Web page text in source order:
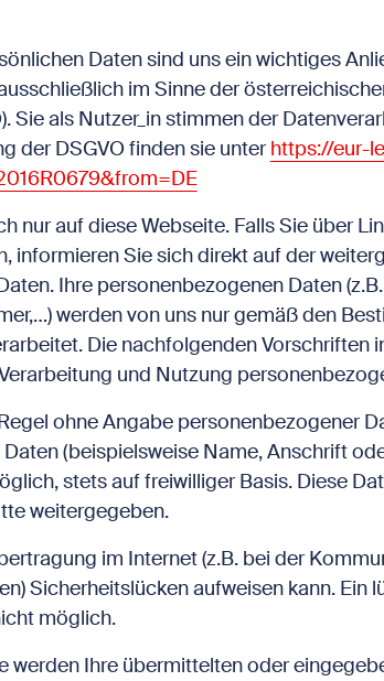
Daten sind uns ein wichtiges
im Sinne der
Sie als Nutzer_in stimmen der
der DSGVO finden sie unterhttps://eur-
nur auf diese Webseite. Falls Sie über
informieren Sie sich direkt auf der
Ihre personenbezogenen Daten
werden von uns nur gemäß den
Die nachfolgenden Vorschriften
und Nutzung
ohne Angabe personenbezogener
(beispielsweise Name, Anschrift
stets auf freiwilliger Basis. Diese
weitergegeben.
im Internet (z.B. bei der
Sicherheitslücken aufweisen kann. Ein
möglich.
werden Ihre übermittelten oder